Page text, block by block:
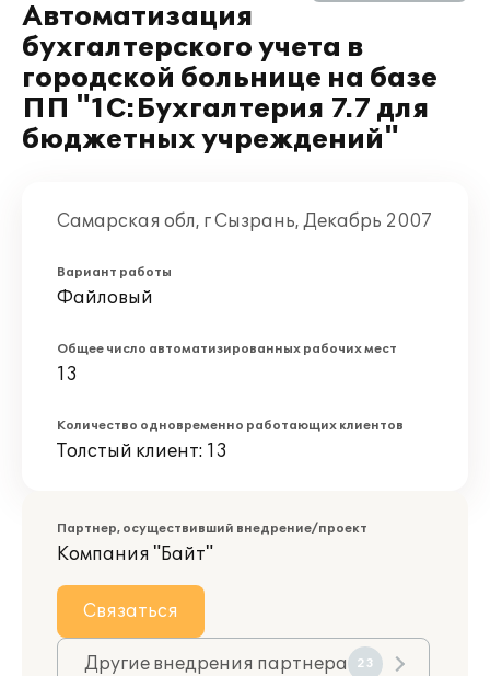
Автоматизация
бухгалтерского учета в
городской больнице на базе
ПП "1С:Бухгалтерия 7.7 для
бюджетных учреждений"
Самарская обл, г Сызрань, Декабрь 2007
Вариант работы
Файловый
Общее число автоматизированных рабочих мест
13
Количество одновременно работающих клиентов
Толстый клиент: 13
Партнер, осуществивший внедрение/проект
Компания "Байт"
Связаться
Другие внедрения партнера 23